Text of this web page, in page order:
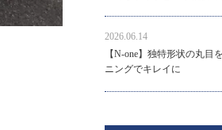
2026.06.14
【N-one】独特形状の丸目
ニングでキレイに